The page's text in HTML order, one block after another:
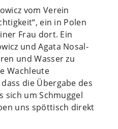
vom Verein
ein in Polen
Frau dort. Ein
und Agata Nosal-
und Wasser zu
Wachleute
die Übergabe des
sich um Schmuggel
uns spöttisch direkt